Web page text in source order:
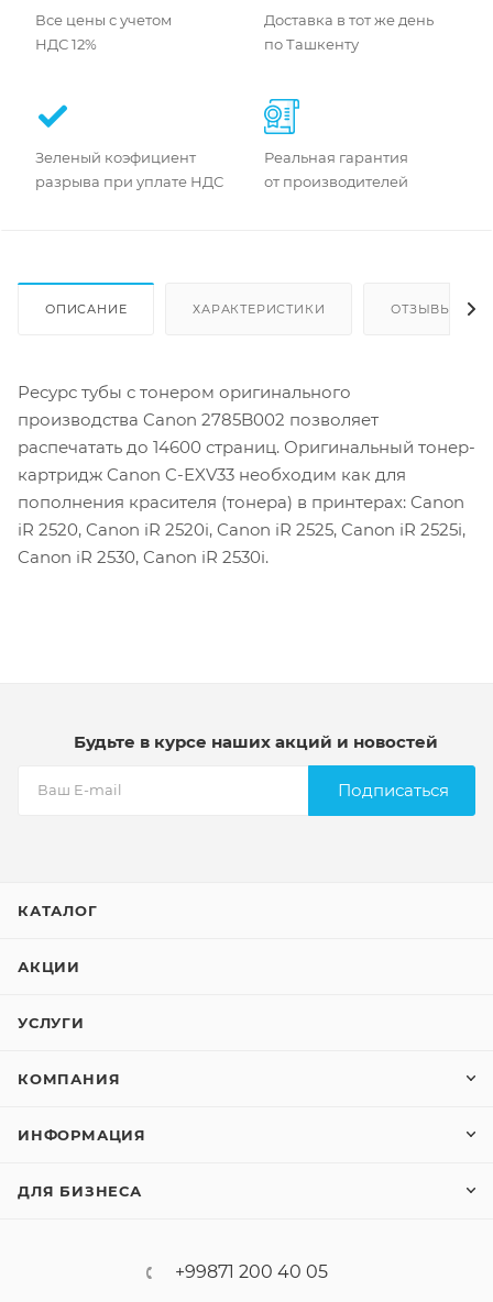
Все цены с учетом
НДС 12%
Доставка в тот же день
по Ташкенту
Зеленый коэфициент
разрыва при уплате НДС
Реальная гарантия
от производителей
ОПИСАНИЕ ХАРАКТЕРИСТИКИ ОТЗЫВЫ
Ресурс тубы с тонером оригинального
производства Canon 2785B002 позволяет
распечатать до 14600 страниц. Оригинальный тонер-
картридж Canon C-EXV33 необходим как для
пополнения красителя (тонера) в принтерах: Canon
iR 2520, Canon iR 2520i, Canon iR 2525, Canon iR 2525i,
Canon iR 2530, Canon iR 2530i.
Будьте в курсе наших акций и новостей
Подписаться
КАТАЛОГ
АКЦИИ
УСЛУГИ
КОМПАНИЯ
ИНФОРМАЦИЯ
ДЛЯ БИЗНЕСА
+99871 200 40 05